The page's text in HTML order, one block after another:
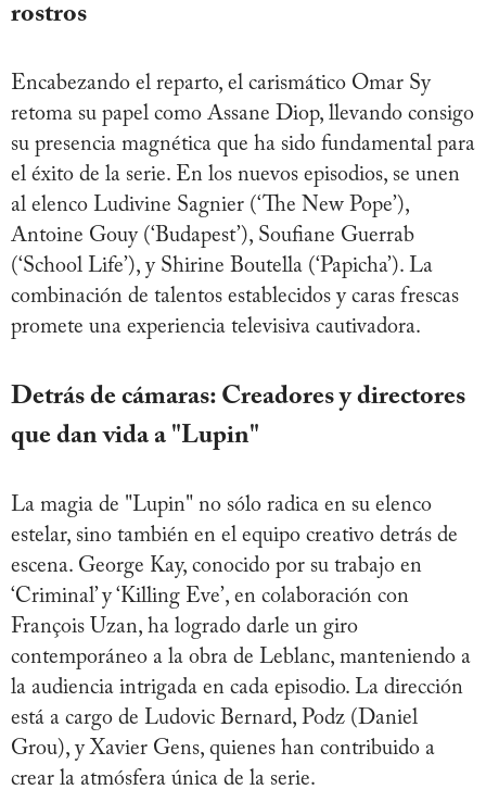
rostros
Encabezando el reparto, el carismático Omar Sy
retoma su papel como Assane Diop, llevando consigo
su presencia magnética que ha sido fundamental para
el éxito de la serie. En los nuevos episodios, se unen
al elenco Ludivine Sagnier (‘The New Pope’),
Antoine Gouy (‘Budapest’), Soufiane Guerrab
(‘School Life’), y Shirine Boutella (‘Papicha’). La
combinación de talentos establecidos y caras frescas
promete una experiencia televisiva cautivadora.
Detrás de cámaras: Creadores y directores
que dan vida a "Lupin"
La magia de "Lupin" no sólo radica en su elenco
estelar, sino también en el equipo creativo detrás de
escena. George Kay, conocido por su trabajo en
‘Criminal’ y ‘Killing Eve’, en colaboración con
François Uzan, ha logrado darle un giro
contemporáneo a la obra de Leblanc, manteniendo a
la audiencia intrigada en cada episodio. La dirección
está a cargo de Ludovic Bernard, Podz (Daniel
Grou), y Xavier Gens, quienes han contribuido a
crear la atmósfera única de la serie.